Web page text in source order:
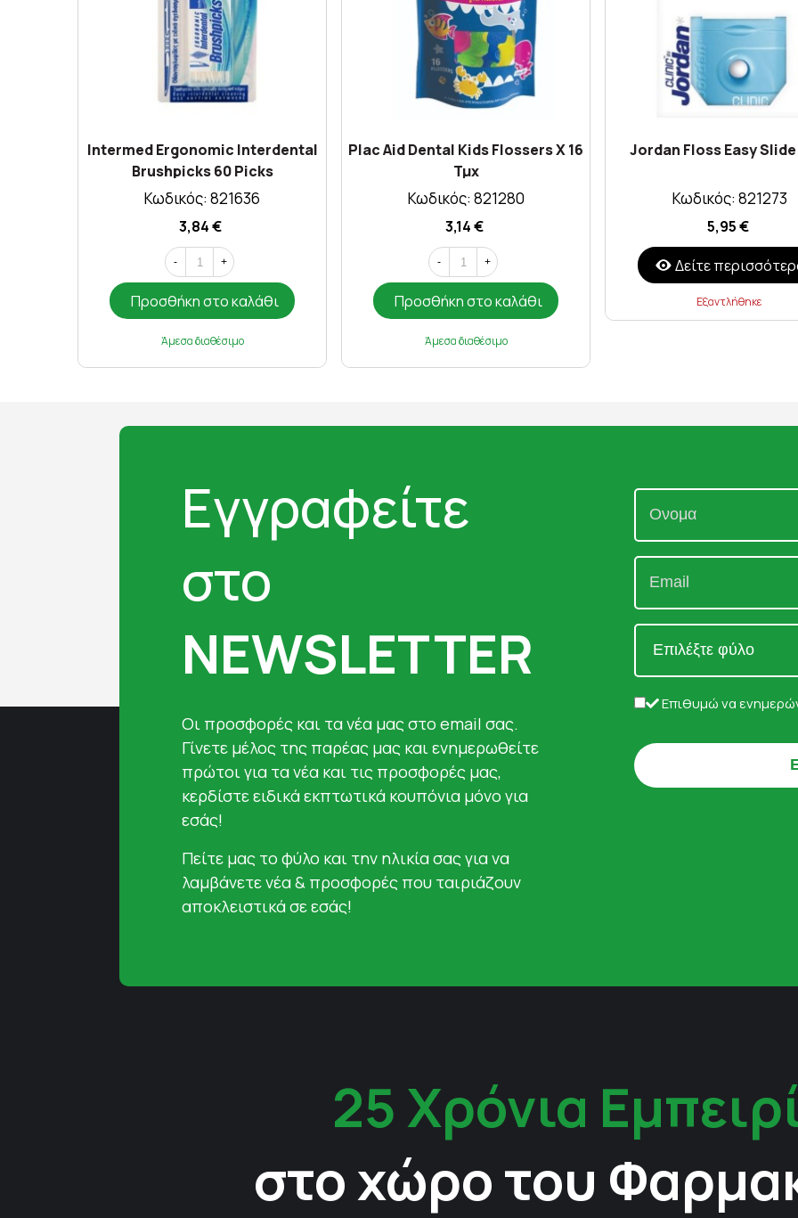
Intermed Ergonomic Interdental
Brushpicks 60 Picks
Κωδικός: 821636
3,84 €
- +
Προσθήκη στο καλάθι
Άμεσα διαθέσιμο
Plac Aid Dental Kids Flossers X 16
Τμχ
Κωδικός: 821280
3,14 €
- +
Προσθήκη στο καλάθι
Άμεσα διαθέσιμο
Jordan Floss Easy
Κωδικός: 821273
5,95 €
Δείτε
Εξαντλήθηκε
Εγγραφείτε
στο
NEWSLETTER
Oι προσφορές και τα νέα μας στο email σας.
Γίνετε μέλος της παρέας μας και ενημερωθείτε
πρώτοι για τα νέα και τις προσφορές μας,
κερδίστε ειδικά εκπτωτικά κουπόνια μόνο για
εσάς!
Πείτε μας το φύλο και την ηλικία σας για να
λαμβάνετε νέα & προσφορές που ταιριάζουν
αποκλειστικά σε εσάς!
Επιθυμώ να
25 Χρόνια
στο χώρο του